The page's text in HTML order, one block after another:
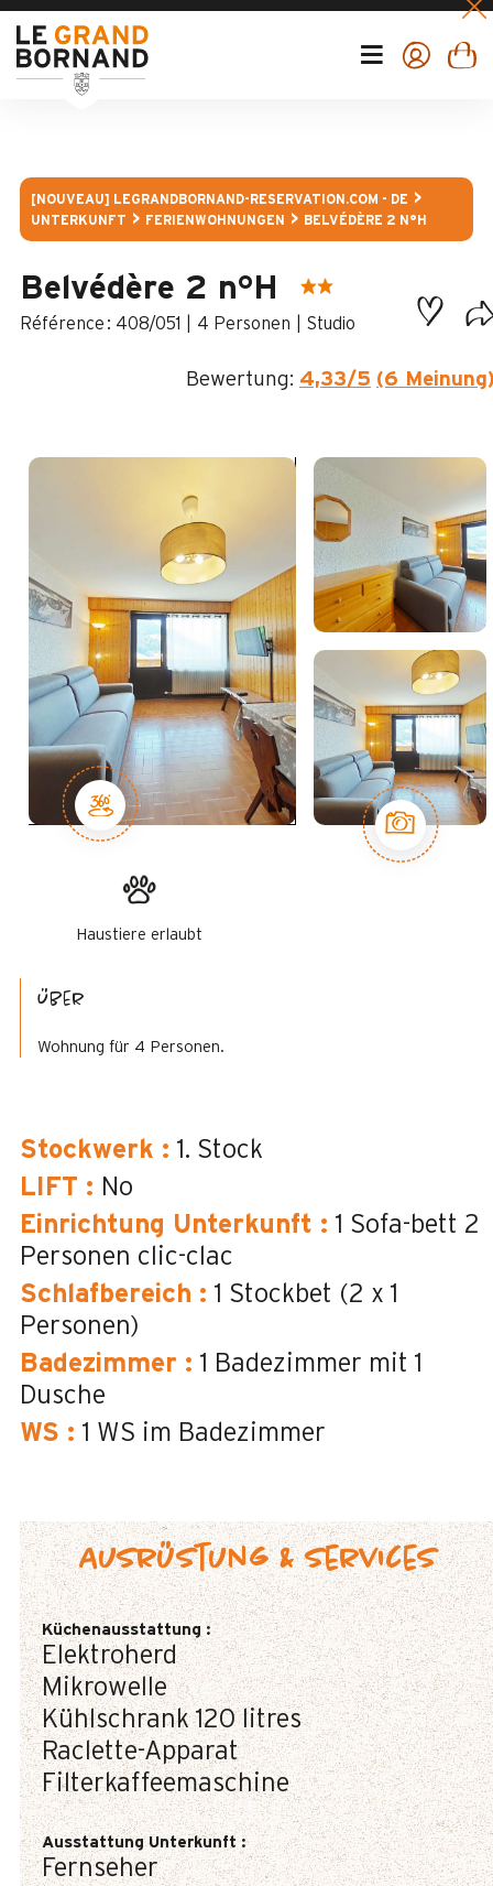
[NOUVEAU] LEGRANDBORNAND-RESERVATION.COM - DE
UNTERKUNFT
FERIENWOHNUNGEN BELVÉDÈRE 2 N°H
Belvédère 2 n°H
: 408/051 4 Personen Studio
Bewertung: 4,33/5 (6
Haustiere erlaubt
Über
Wohnung für 4 Personen.
Stockwerk : 1. Stock
LIFT : No
Einrichtung Unterkunft : 1 Sofa-bett 2
Personen clic-clac
Schlafbereich : 1 Stockbet (2 x 1
Personen)
Badezimmer : 1 Badezimmer mit 1
Dusche
WS : 1 WS im Badezimmer
Ausrüstung & Services
Küchenausstattung :
Elektroherd
Mikrowelle
Kühlschrank 120 litres
Raclette-Apparat
Filterkaffeemaschine
Ausstattung Unterkunft:
Fernseher